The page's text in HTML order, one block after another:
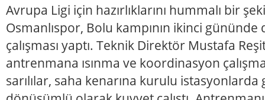
Avrupa Ligi için hazırlıklarını hummalı bir
Osmanlıspor, Bolu kampının ikinci gününde
çalışması yaptı. Teknik Direktör Mustafa
antrenmana ısınma ve koordinasyon
sarılılar, saha kenarına kurulu